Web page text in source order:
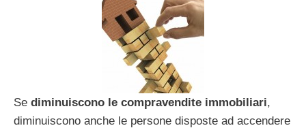
Se diminuiscono le compravendite immobiliari,
diminuiscono anche le persone disposte ad accendere